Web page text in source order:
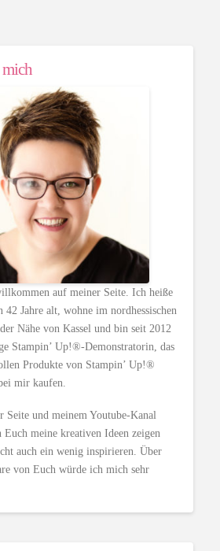
auf meiner Seite. Ich heiße
42 Jahre alt, wohne im nordhessischen
Nähe von Kassel und bin seit 2012
Stampin’ Up!®-Demonstratorin, das
Produkte von Stampin’ Up!®
mir kaufen.
Seite und meinem Youtube-Kanal
Euch meine kreativen Ideen zeigen
auch ein wenig inspirieren. Über
von Euch würde ich mich sehr